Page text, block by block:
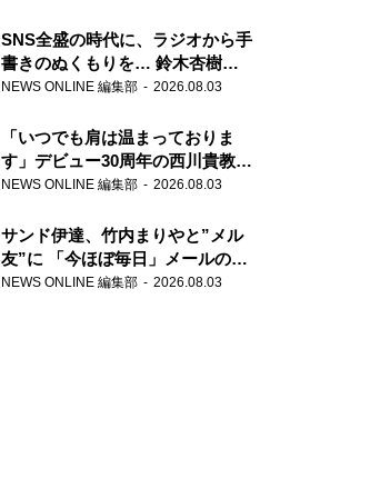
SNS全盛の時代に、ラジオから手
書きのぬくもりを… 鈴木杏樹の
直筆はがきが届く！
郵便局
NEWS ONLINE 編集部 2026.08.03
「いつでも肩は温まっておりま
す」デビュー30周年の西川貴教が
『オールナイトニッポン』に登
NEWS ONLINE 編集部 2026.08.03
サンド伊達、竹内まりやと”メル
友”に 「今ほぼ毎日」メールのや
り取り明かす
NEWS ONLINE 編集部 2026.08.03